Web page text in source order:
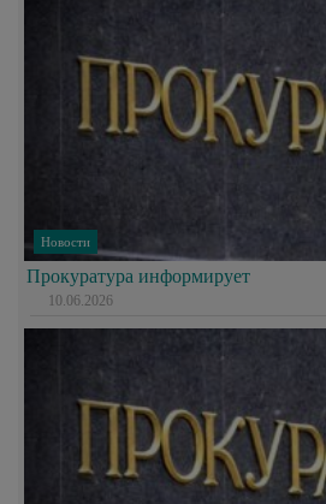
Новости
Прокуратура информирует
10.06.2026